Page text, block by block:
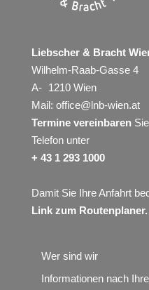
Liebscher & Bracht
Wilhelm-Raab-Gasse 4
A- 1210 Wien
Mail: office@lnb-wien.at
Termine vereinbarenSie
Telefon unter
+ 43 1 293 1000
Damit Sie Ihre Anfahrt
Link zum Routenplaner.
Wer sind wir
Informationen nach